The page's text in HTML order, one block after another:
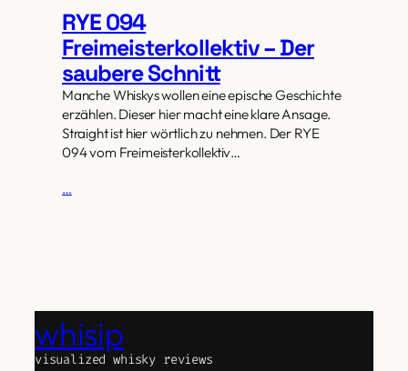
RYE 094
Freimeisterkollektiv – Der
saubere Schnitt
Manche Whiskys wollen eine epische Geschichte
erzählen. Dieser hier macht eine klare Ansage.
Straight ist hier wörtlich zu nehmen. Der RYE
094 vom Freimeisterkollektiv…
…
whisip
visualized whisky reviews